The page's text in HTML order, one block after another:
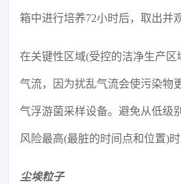
箱中进行培养72小时后，取出并
在关键性区域(受控的洁净生产
气流，因为扰乱气流会使污染物
气浮游菌采样设备。避免从低级
风险最高(最脏的时间点和位置)时
尘埃粒子